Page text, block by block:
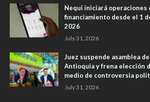
Nequi iniciará operaciones
financiamiento desde el 1
2026
July 31, 2026
Juez suspende asamblea
Antioquia y frena elección
medio de controversia
July 31, 2026